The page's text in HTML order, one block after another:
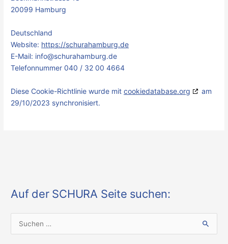
20099 Hamburg
Deutschland
Website: https://schurahamburg.de
E-Mail: info@schurahamburg.de
Telefonnummer 040 / 32 00 4664
Diese Cookie-Richtlinie wurde mitcookiedatabase.org
am
29/10/2023 synchronisiert.
Auf der SCHURA Seite suchen: